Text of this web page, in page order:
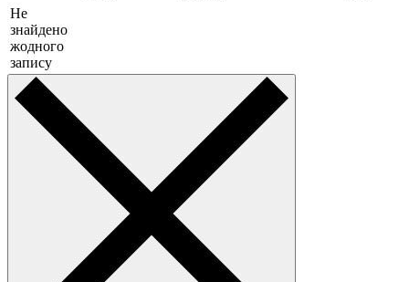
Не
знайдено
жодного
запису